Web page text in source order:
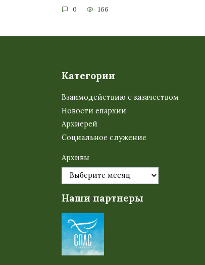
0 166
Категории
Взаимодействию с казачеством
Новости епархии
Архиерей
Социальное служение
Архивы
Наши партнеры